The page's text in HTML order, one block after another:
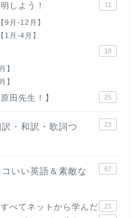
しよう！ 11
9月-12月】
1月-4月】
10
】
】
田先生！】 25
・和訳・歌詞つ
23
いい英語＆素敵な
67
べてネットから学んだ 23